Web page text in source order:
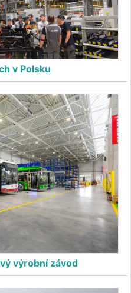
v Polsku
výrobní závod